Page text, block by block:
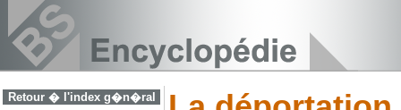
Retour � l'index g�n�ral